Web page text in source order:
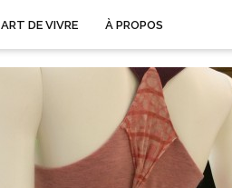
ART DE VIVRE À PROPOS